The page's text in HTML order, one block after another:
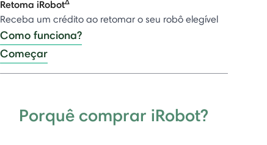
Retoma iRobot
Receba um crédito ao retomar o seu robô elegível
Como funciona?
Começar
Porquê comprar iRobot?